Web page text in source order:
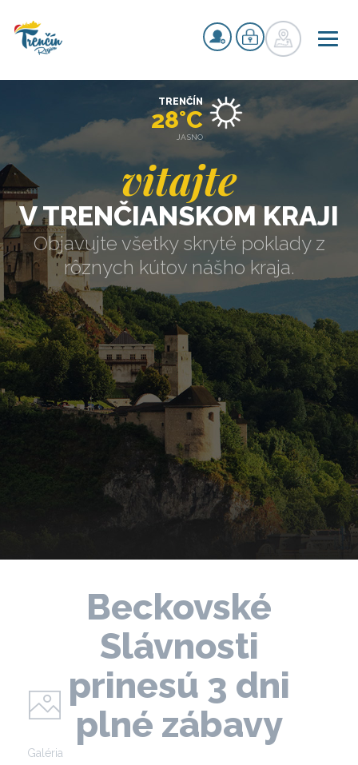
vitajte
V TRENČIANSKOM KRAJI
Objavujte všetky skryté poklady z
rôznych kútov nášho kraja.
TRENČÍN
28°C
JASNO
Beckovské
Slávnosti
prinesú 3 dni
plné zábavy
Galéria